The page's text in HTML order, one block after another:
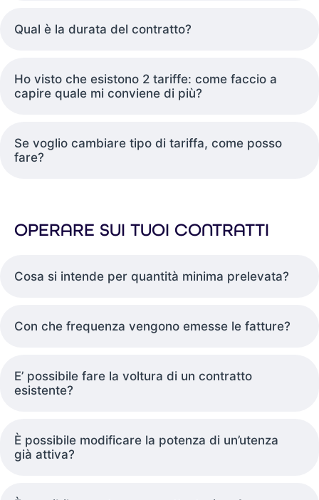
Qual è la durata del contratto?
Ho visto che esistono 2 tariffe: come faccio a
capire quale mi conviene di più?
Se voglio cambiare tipo di tariffa, come posso
fare?
OPERARE SUI TUOI CONTRATTI
Cosa si intende per quantità minima prelevata?
Con che frequenza vengono emesse le fatture?
E’ possibile fare la voltura di un contratto
esistente?
È possibile modificare la potenza di un’utenza
già attiva?